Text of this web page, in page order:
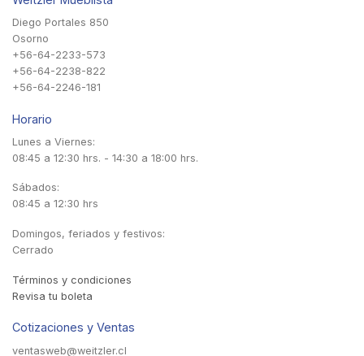
Diego Portales 850
Osorno
+56-64-2233-573
+56-64-2238-822
+56-64-2246-181
Horario
Lunes a Viernes:
08:45 a 12:30 hrs. - 14:30 a 18:00 hrs.
Sábados:
08:45 a 12:30 hrs
Domingos, feriados y festivos:
Cerrado
Términos y condiciones
Revisa tu boleta
Cotizaciones y Ventas
ventasweb@weitzler.cl